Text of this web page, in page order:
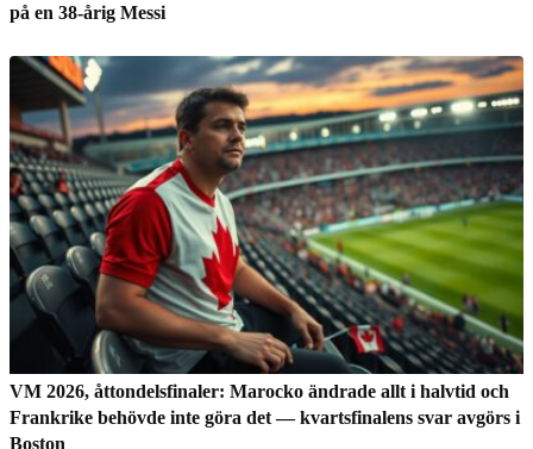
på en 38-årig Messi
VM 2026, åttondelsfinaler: Marocko ändrade allt i halvtid och
Frankrike behövde inte göra det — kvartsfinalens svar avgörs i
Boston